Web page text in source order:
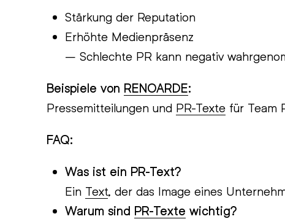
Stärkung der Reputation
Erhöhte Medienpräsenz
– Schlechte PR kann negativ
Beispiele von RENOARDE:
Pressemitteilungen und PR-Texte für Team
FAQ:
Was ist ein PR-Text?
Ein Text, der das Image eines
Warum sind PR-Texte wichtig?